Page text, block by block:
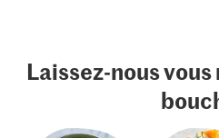
Laissez-nous